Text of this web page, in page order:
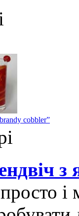
cobbler”
з